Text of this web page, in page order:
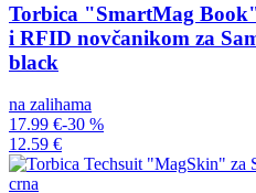
Torbica "SmartMag
i RFID novčanikom za
black
na zalihama
17.99 €-30 %
12.59 €